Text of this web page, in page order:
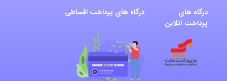
درگاه های
پرداخت آنلاین
درگاه های پرداخت اقساطی